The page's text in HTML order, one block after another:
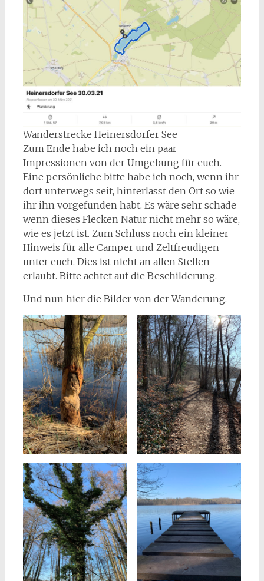
Wanderstrecke Heinersdorfer See
Zum Ende habe ich noch ein paar
Impressionen von der Umgebung für euch.
Eine persönliche bitte habe ich noch, wenn ihr
dort unterwegs seit, hinterlasst den Ort so wie
ihr ihn vorgefunden habt. Es wäre sehr schade
wenn dieses Flecken Natur nicht mehr so wäre,
wie es jetzt ist. Zum Schluss noch ein kleiner
Hinweis für alle Camper und Zeltfreudigen
unter euch. Dies ist nicht an allen Stellen
erlaubt. Bitte achtet auf die Beschilderung.
Und nun hier die Bilder von der Wanderung.